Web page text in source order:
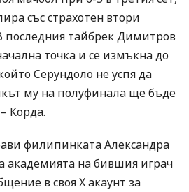
със страхотен втори
последния тайбрек Димитров
точка и се измъкна до
Серундоло не успя да
му на полуфинала ще бъде
Корда.
филипинката Александра
академията на бившия играч
в своя X акаунт за